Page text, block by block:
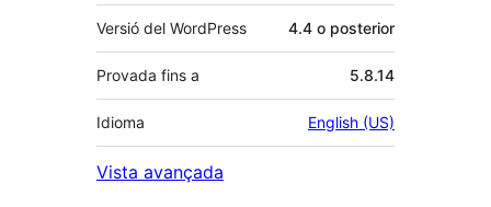
Versió del WordPress 4.4 o posterior
Provada fins a 5.8.14
Idioma English (US)
Vista avançada